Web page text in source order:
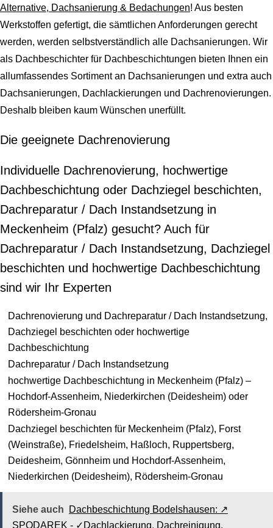
Alternative, Dachsanierung & Bedachungen! Aus besten
Werkstoffen gefertigt, die sämtlichen Anforderungen gerecht
werden, werden selbstverständlich alle Dachsanierungen. Wir
als Dachbeschichter für Dachbeschichtungen bieten Ihnen ein
allumfassendes Sortiment an Dachsanierungen und extra auch
Dachsanierungen, Dachlackierungen und Dachrenovierungen.
Deshalb bleiben kaum Wünschen unerfüllt.
Die geeignete Dachrenovierung
Individuelle Dachrenovierung, hochwertige
Dachbeschichtung oder Dachziegel beschichten,
Dachreparatur / Dach Instandsetzung in
Meckenheim (Pfalz) gesucht? Auch für
Dachreparatur / Dach Instandsetzung, Dachziegel
beschichten und hochwertige Dachbeschichtung
sind wir Ihr Experten
Dachrenovierung und Dachreparatur / Dach Instandsetzung,
Dachziegel beschichten oder hochwertige
Dachbeschichtung
Dachreparatur / Dach Instandsetzung
hochwertige Dachbeschichtung in Meckenheim (Pfalz) –
Hochdorf-Assenheim, Niederkirchen (Deidesheim) oder
Rödersheim-Gronau
Dachziegel beschichten für Meckenheim (Pfalz), Forst
(Weinstraße), Friedelsheim, Haßloch, Ruppertsberg,
Deidesheim, Gönnheim und Hochdorf-Assenheim,
Niederkirchen (Deidesheim), Rödersheim-Gronau
Siehe auch
Dachbeschichtung Bodelshausen: ↗️
SPODAREK - ✓Dachlackierung, Dachreinigung,